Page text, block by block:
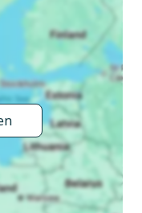
van San
van Imperia Porto
Remo,
zee. Voor
lange smalle
bij het huis.
restaurant 1 km,
1 km,
15 km,
Fietspad 4 km. Auto